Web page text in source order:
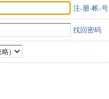
注-册-帐-号
找回密码